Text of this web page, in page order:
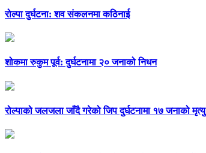
रोल्पा दुर्घटना: शव संकलनमा कठिनाई
शोकमा रुकुम पूर्व: दुर्घटनामा २० जनाको निधन
रोल्पाको जलजला जाँदै गरेको जिप दुर्घटनामा १७ जनाको मृत्यु